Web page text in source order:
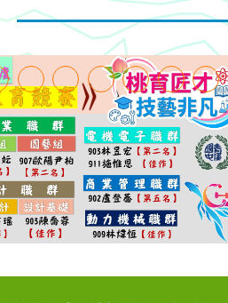
果(第11招)】
1學期第7次代
果(第3招)】